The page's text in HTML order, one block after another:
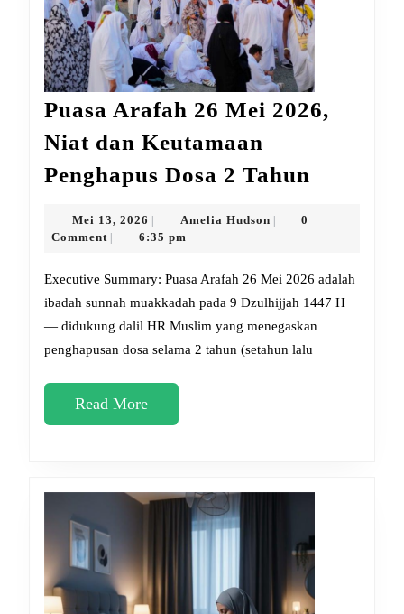
Puasa Arafah 26 Mei 2026,
Niat dan Keutamaan
Penghapus Dosa 2 Tahun
2026,
Niat
dan
Mei 13, 2026 Mei
13,
Amelia HudsonAmelia
0
Comment
6:35 pm
Executive Summary: Puasa Arafah 26 Mei 2026 adalah
ibadah sunnah muakkadah pada 9 Dzulhijjah 1447 H
— didukung dalil HR Muslim yang menegaskan
penghapusan dosa selama 2 tahun (setahun lalu
Read MoreRead
More